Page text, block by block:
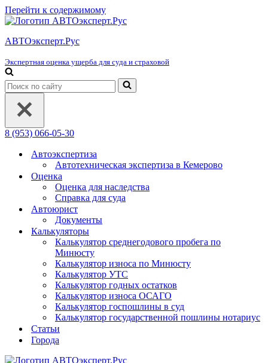
Перейти к содержимому
АВТОэксперт.Рус
Экспертная оценка ущерба для суда и страховой
Искать...
8 (953) 066-05-30
Автоэкспертиза
Автотехническая экспертиза в Кемерово
Оценка
Оценка для наследства
Справка для суда
Автоюрист
Документы
Калькуляторы
Калькулятор среднегодового пробега по
Минюсту
Калькулятор износа по Минюсту
Калькулятор УТС
Калькулятор годных остатков
Калькулятор износа ОСАГО
Калькулятор госпошлины в суд
Калькулятор государственной пошлины нотариус
Статьи
Города